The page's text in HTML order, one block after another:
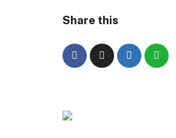
Share this